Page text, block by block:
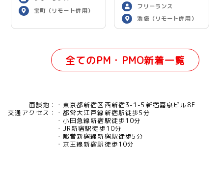
宝町（リモート併用）
フリーランス
池袋（リモート併用）
全てのPM・PMO新着一覧
面談地：
東京都新宿区西新宿3-1-5新宿嘉泉ビル8F
交通アクセス：
都営大江戸線新宿駅徒歩5分
小田急線新宿駅徒歩10分
JR新宿駅徒歩10分
都営新宿線新宿駅徒歩5分
京王線新宿駅徒歩10分